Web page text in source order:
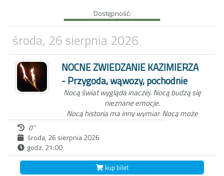
Kazimierza oraz wejdziemy z Tobą do
Wąwozu z korzeniami, wyłącznie przy
blasku pochodni.Czekamy na Ciebie o
zmierzchu, koło studni na kazimierskim
Rynku.
Dostępność:
środa, 26 sierpnia 2026
NOCNE ZWIEDZANIE KAZIMIERZA
- Przygoda, wąwozy, pochodnie
Nocą świat wygląda inaczej.Nocą budzą się
nieznane emocje.
Nocą historia ma inny wymiar.Nocą może
zdarzyć się wszystko...
Niezwykła nocna wycieczka po Kazimierzu
Dolnym to nie tylko spacer z przewodnikiem
po Miasteczku. W ten wieczór, zabierzemy
0''
środa, 26 sierpnia 2026
godz. 21:00
kup bilet